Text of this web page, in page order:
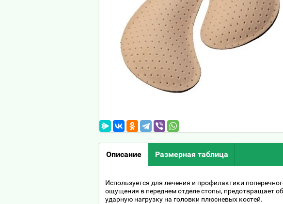
Описание Размерная таблица
Используется для лечения и профилактики
ощущения в переднем отделе стопы, предотвращает
ударную нагрузку на головки плюсневых костей.